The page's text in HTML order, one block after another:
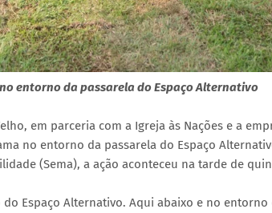
entorno da passarela do Espaço Alternativo
em parceria com a Igreja às Nações e a
no entorno da passarela do Espaço
(Sema), a ação aconteceu na tarde de
Espaço Alternativo. Aqui abaixo e no entorno